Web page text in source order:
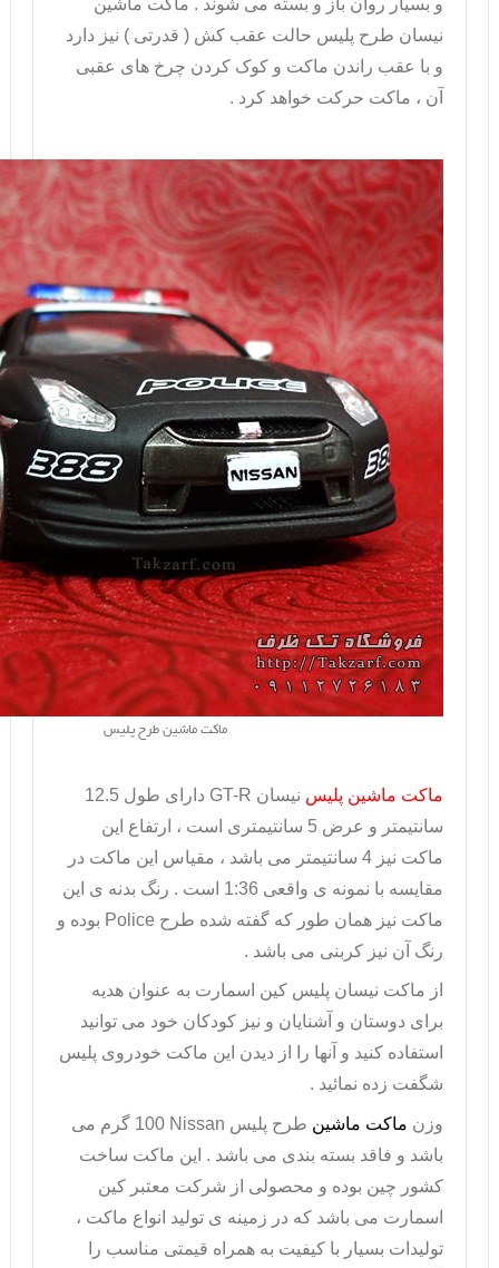
و بسیار روان باز و بسته می شوند . ماکت ماشین
نیسان طرح پلیس حالت عقب کش ( قدرتی ) نیز دارد
و با عقب راندن ماکت و کوک کردن چرخ های عقبی
آن ، ماکت حرکت خواهد کرد .
ماکت ماشین طرح پلیس
ماکت ماشین پلیس نیسان GT-R
دارای طول 12.5
سانتیمتر و عرض 5 سانتیمتری است ، ارتفاع این
ماکت نیز 4 سانتیمتر می باشد ، مقیاس این ماکت در
مقایسه با نمونه ی واقعی 1:36 است . رنگ بدنه ی این
ماکت نیز همان طور که گفته شده طرح Police بوده و
رنگ آن نیز کربنی می باشد .
از ماکت نیسان پلیس کین اسمارت به عنوان هدیه
برای دوستان و آشنایان و نیز کودکان خود می توانید
استفاده کنید و آنها را از دیدن این ماکت خودروی پلیس
شگفت زده نمائید .
وزن ماکت ماشین طرح پلیس Nissan
100 گرم می
باشد و فاقد بسته بندی می باشد . این ماکت ساخت
کشور چین بوده و محصولی از شرکت معتبر کین
اسمارت می باشد که در زمینه ی تولید انواع ماکت ،
تولیدات بسیار با کیفیت به همراه قیمتی مناسب را